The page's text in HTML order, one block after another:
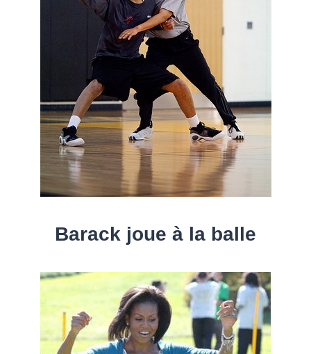
Barack joue à la balle